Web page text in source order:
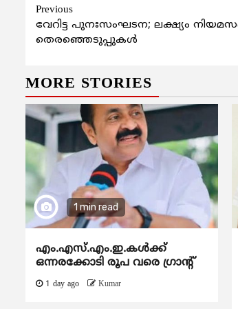
Continue
Reading
Previous
വേറിട്ട പുനഃസംഘടന; ലക്ഷ്യം
തെരഞ്ഞെടുപ്പുകള്‍
MORE STORIES
1 min read
എം.എസ്.എം.ഇ.കൾക്ക്
ഒന്നരക്കോടി രൂപ വരെ ഗ്രാന്റ്
1 day ago Kumar